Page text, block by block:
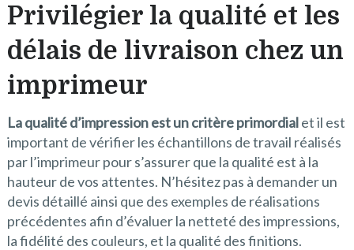
Privilégier la qualité et les
délais de livraison chez un
imprimeur
La qualité d’impression est un critère primordialet il est
important de vérifier les échantillons de travail réalisés
par l’imprimeur pour s’assurer que la qualité est à la
hauteur de vos attentes. N’hésitez pas à demander un
devis détaillé ainsi que des exemples de réalisations
précédentes afin d’évaluer la netteté des impressions,
la fidélité des couleurs, et la qualité des finitions.